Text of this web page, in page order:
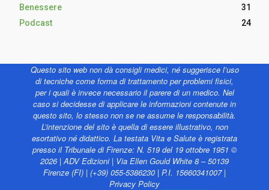
Benessere
31
Podcast
24
Questo sito web non dà consigli medici, né suggerisce l’uso
di tecniche come forma di trattamento per problemi fisici,
per i quali è invece necessario il parere di un medico. Nel
caso si decidesse di applicare le informazioni contenute in
questo sito, lo stesso non se ne assume le responsabilità.
L’intenzione del sito è quella di essere illustrativo, non
esortativo né didattico. La testata Vita e Salute è registrata
presso il Tribunale di Firenze: N. 519 del 19 ottobre 1951 ©
2026 | ADV Edizioni | Via Ellen Gould White 8 – 50139
Firenze (FI) | (+39) 055-5386230 | P.I. 15660341007 |
Privacy Policy